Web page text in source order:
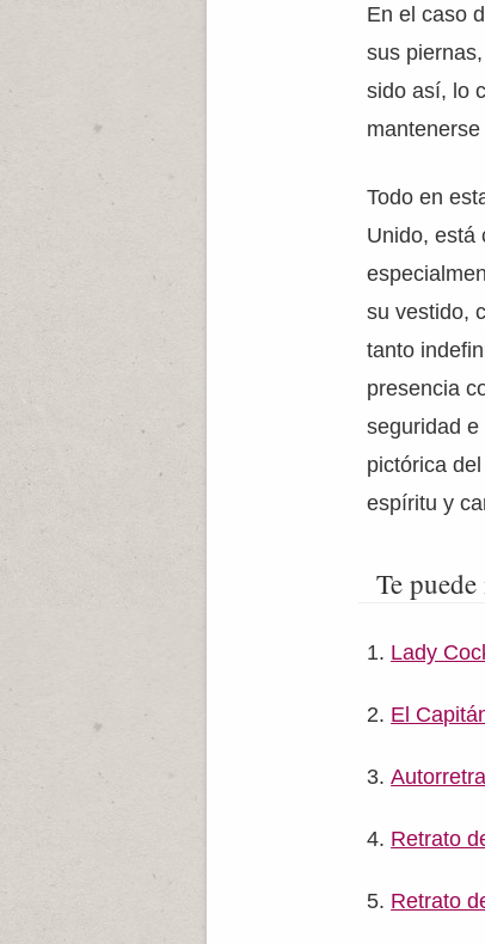
En el caso
sus
sido así, lo
Todo en
Unido, está
su vestido,
tanto
presencia
seguridad
pictórica
espíritu y
Te
Lady
El
Retrato
Retrato